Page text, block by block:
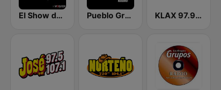
El Show de Piolín Pueblo Grupero Radio KLAX 97.9 La Raza FM